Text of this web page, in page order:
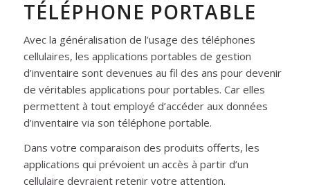
TÉLÉPHONE PORTABLE
Avec la généralisation de l’usage des téléphones
cellulaires, les applications portables de gestion
d’inventaire sont devenues au fil des ans pour devenir
de véritables applications pour portables. Car elles
permettent à tout employé d’accéder aux données
d’inventaire via son téléphone portable.
Dans votre comparaison des produits offerts, les
applications qui prévoient un accès à partir d’un
cellulaire devraient retenir votre attention.